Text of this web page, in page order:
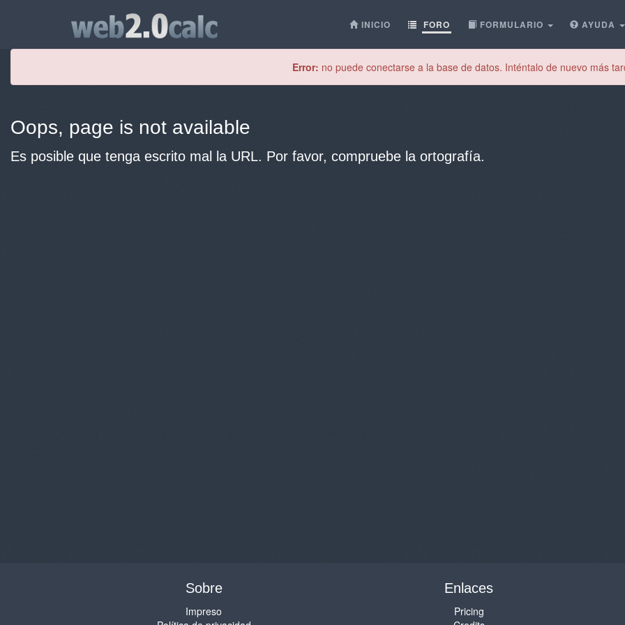
INICIO FORO FORMULARIO AYUDA
Error: no puede conectarse a la base de datos. Inténtalo de nuevo más
Oops, page is not available
Es posible que tenga escrito mal la URL. Por favor, compruebe la ortografía.
Sobre
Impreso
Enlaces
Pricing